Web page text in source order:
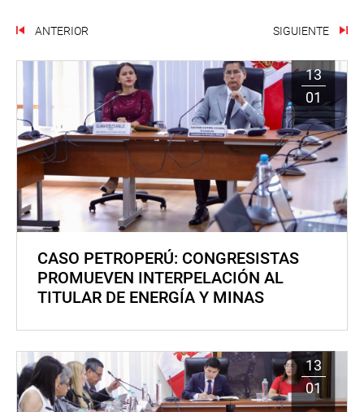
ANTERIOR SIGUIENTE
13
01
CASO PETROPERÚ: CONGRESISTAS
PROMUEVEN INTERPELACIÓN AL
TITULAR DE ENERGÍA Y MINAS
13
01